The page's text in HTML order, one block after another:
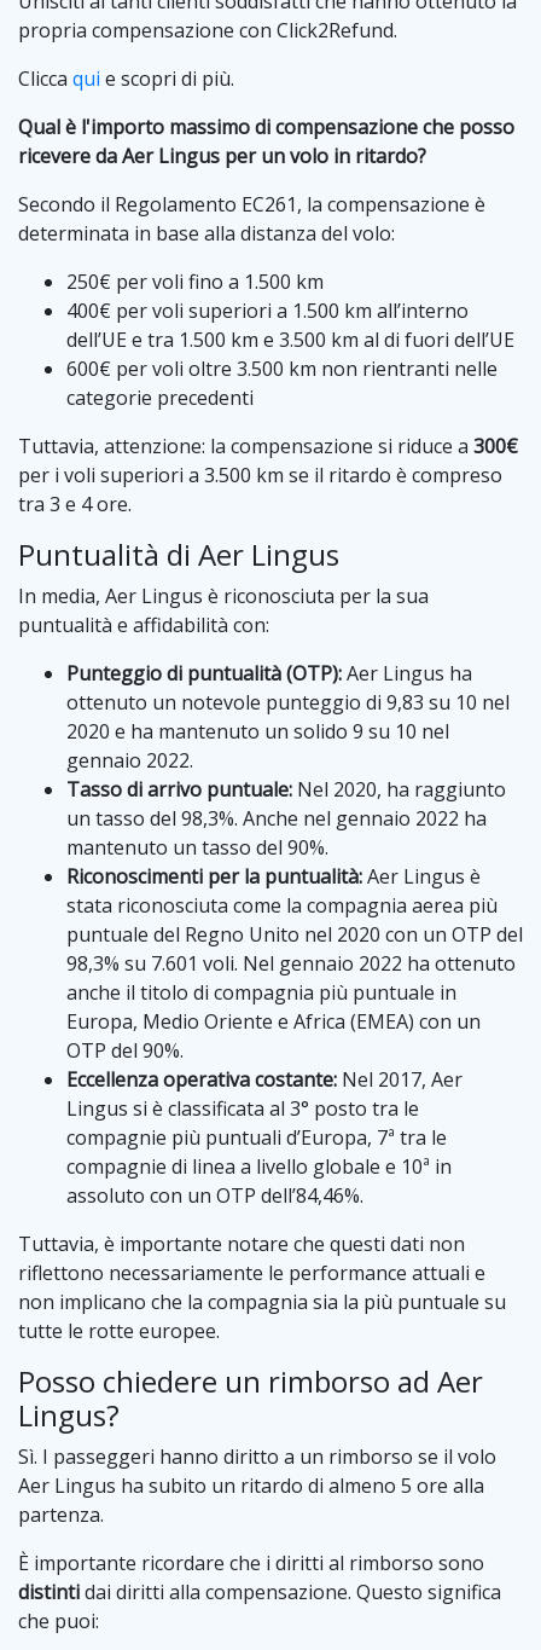
propria compensazione con Click2Refund.
Clicca qui e scopri di più.
Qual è l'importo massimo di compensazione che posso
ricevere da Aer Lingus per un volo in ritardo?
Secondo il Regolamento EC261, la compensazione è
determinata in base alla distanza del volo:
250€ per voli fino a 1.500 km
400€ per voli superiori a 1.500 km all’interno
dell’UE e tra 1.500 km e 3.500 km al di fuori dell’UE
600€ per voli oltre 3.500 km non rientranti nelle
categorie precedenti
Tuttavia, attenzione: la compensazione si riduce a 300€
per i voli superiori a 3.500 km se il ritardo è compreso
tra 3 e 4 ore.
Puntualità di Aer Lingus
In media, Aer Lingus è riconosciuta per la sua
puntualità e affidabilità con:
Punteggio di puntualità (OTP):Aer Lingus ha
ottenuto un notevole punteggio di 9,83 su 10 nel
2020 e ha mantenuto un solido 9 su 10 nel
gennaio 2022.
Tasso di arrivo puntuale: Nel 2020, ha raggiunto
un tasso del 98,3%. Anche nel gennaio 2022 ha
mantenuto un tasso del 90%.
Riconoscimenti per la puntualità:Aer Lingus è
stata riconosciuta come la compagnia aerea più
puntuale del Regno Unito nel 2020 con un OTP del
98,3% su 7.601 voli. Nel gennaio 2022 ha ottenuto
anche il titolo di compagnia più puntuale in
Europa, Medio Oriente e Africa (EMEA) con un
OTP del 90%.
Eccellenza operativa costante: Nel 2017, Aer
Lingus si è classificata al 3° posto tra le
compagnie più puntuali d’Europa, 7ª tra le
compagnie di linea a livello globale e 10ª in
assoluto con un OTP dell’84,46%.
Tuttavia, è importante notare che questi dati non
riflettono necessariamente le performance attuali e
non implicano che la compagnia sia la più puntuale su
tutte le rotte europee.
Posso chiedere un rimborso ad Aer
Lingus?
Sì. I passeggeri hanno diritto a un rimborso se il volo
Aer Lingus ha subito un ritardo di almeno 5 ore alla
partenza.
È importante ricordare che i diritti al rimborso sono
distintidai diritti alla compensazione. Questo significa
che puoi: